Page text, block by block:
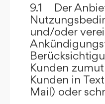
9.1 Der
und/oder
Kunden
Kunden in
Mail) oder